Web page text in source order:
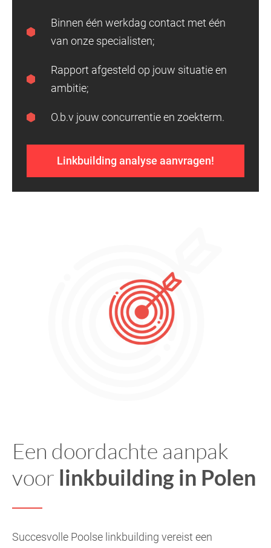
Binnen één werkdag contact met één
van onze specialisten;
Rapport afgesteld op jouw situatie en
ambitie;
O.b.v jouw concurrentie en zoekterm.
Linkbuilding analyse aanvragen!
Een doordachte aanpak
voor linkbuilding in Polen
Succesvolle Poolse linkbuilding vereist een